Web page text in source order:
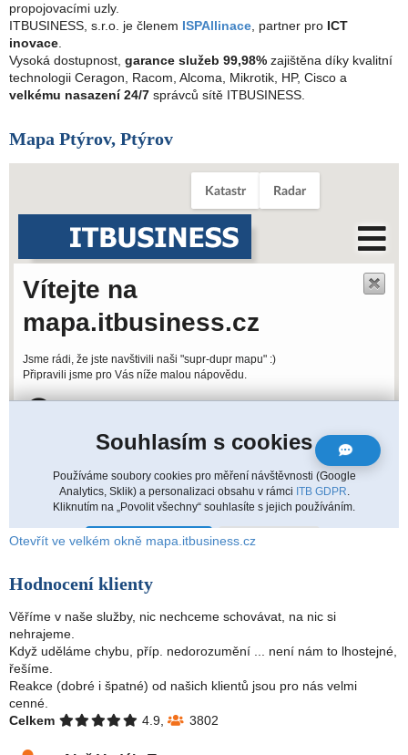
propojovacími uzly.
ITBUSINESS, s.r.o. je členem ISPAllinace, partner pro ICT
inovace.
Vysoká dostupnost, garance služeb 99,98% zajištěna díky kvalitní
technologii Ceragon, Racom, Alcoma, Mikrotik, HP, Cisco a
velkému nasazení 24/7 správců sítě ITBUSINESS.
Mapa Ptýrov, Ptýrov
Otevřít ve velkém okně mapa.itbusiness.cz
Hodnocení klienty
Věříme v naše služby, nic nechceme schovávat, na nic si
nehrajeme.
Když uděláme chybu, příp. nedorozumění ... není nám to lhostejné,
řešíme.
Reakce (dobré i špatné) od našich klientů jsou pro nás velmi
cenné.
Celkem
4.9, 3802